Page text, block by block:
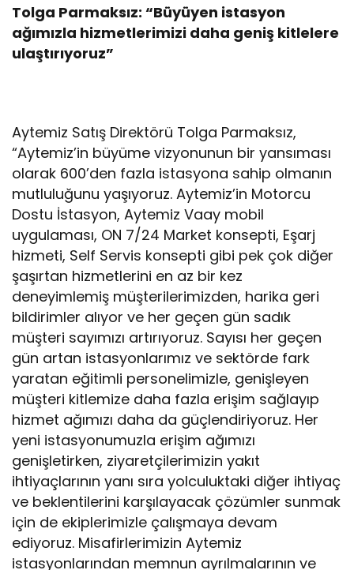
Tolga Parmaksız: “Büyüyen istasyon
ağımızla hizmetlerimizi daha geniş kitlelere
ulaştırıyoruz”
Aytemiz Satış Direktörü Tolga Parmaksız,
“Aytemiz’in büyüme vizyonunun bir yansıması
olarak 600’den fazla istasyona sahip olmanın
mutluluğunu yaşıyoruz. Aytemiz’in Motorcu
Dostu İstasyon, Aytemiz Vaay mobil
uygulaması, ON 7/24 Market konsepti, Eşarj
hizmeti, Self Servis konsepti gibi pek çok diğer
şaşırtan hizmetlerini en az bir kez
deneyimlemiş müşterilerimizden, harika geri
bildirimler alıyor ve her geçen gün sadık
müşteri sayımızı artırıyoruz. Sayısı her geçen
gün artan istasyonlarımız ve sektörde fark
yaratan eğitimli personelimizle, genişleyen
müşteri kitlemize daha fazla erişim sağlayıp
hizmet ağımızı daha da güçlendiriyoruz. Her
yeni istasyonumuzla erişim ağımızı
genişletirken, ziyaretçilerimizin yakıt
ihtiyaçlarının yanı sıra yolculuktaki diğer ihtiyaç
ve beklentilerini karşılayacak çözümler sunmak
için de ekiplerimizle çalışmaya devam
ediyoruz. Misafirlerimizin Aytemiz
istasyonlarından memnun ayrılmalarının ve